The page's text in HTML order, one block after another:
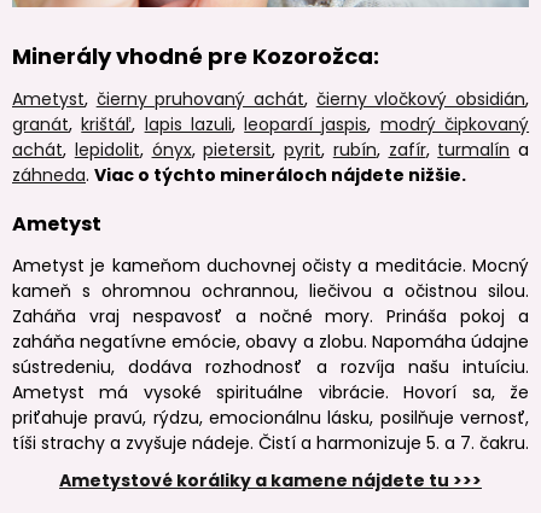
Minerály vhodné pre Kozorožca:
Ametyst, čierny pruhovaný achát, čierny vločkový obsidián,
granát,krištáľ, lapis lazuli,leopardí jaspis, modrý čipkovaný
achát, lepidolit, ónyx,pietersit, pyrit, rubín, zafír, turmalín a
záhneda. Viac o týchto mineráloch nájdete nižšie.
Ametyst
Ametyst je kameňom duchovnej očisty a meditácie. Mocný
kameň s ohromnou ochrannou, liečivou a očistnou silou.
Zaháňa vraj nespavosť a nočné mory. Prináša pokoj a
zaháňa negatívne emócie, obavy a zlobu. Napomáha údajne
sústredeniu, dodáva rozhodnosť a rozvíja našu intuíciu.
Ametyst má vysoké spirituálne vibrácie. Hovorí sa, že
priťahuje pravú, rýdzu, emocionálnu lásku, posilňuje vernosť,
tíši strachy a zvyšuje nádeje. Čistí a harmonizuje 5. a 7. čakru.
Ametystové koráliky a kamene nájdete tu >>>